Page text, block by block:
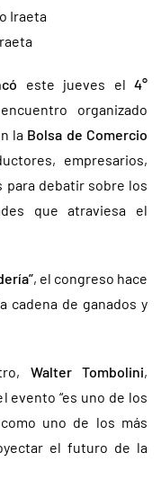
este jueves el4°
organizado
la Bolsa de Comercio
empresarios,
para debatir sobre los
que atraviesa el
, el congreso hace
cadena de ganados y
Walter Tombolini,
evento “es uno de los
uno de los más
el futuro de la